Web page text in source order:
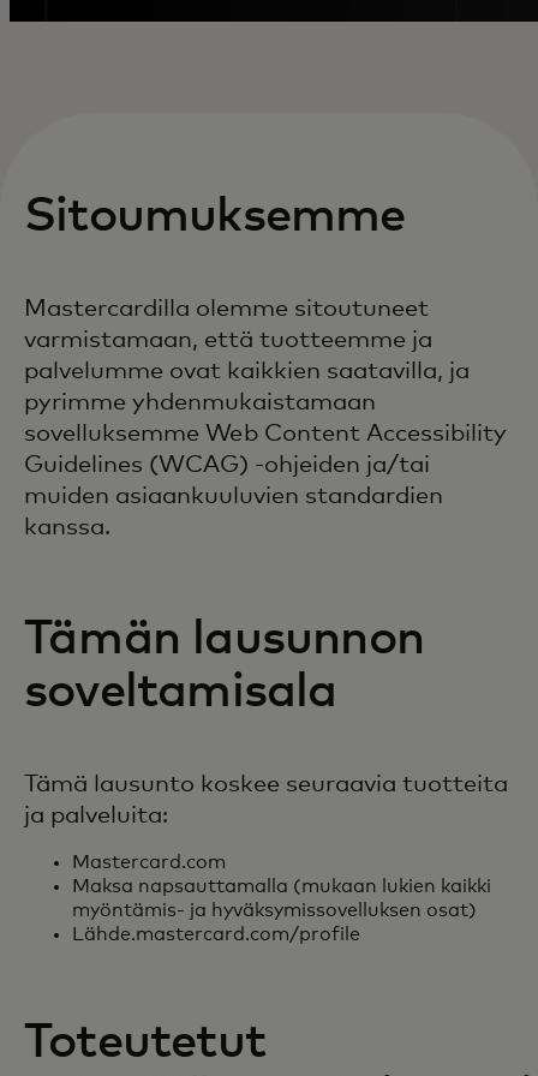
Sitoumuksemme
Mastercardilla olemme sitoutuneet
varmistamaan, että tuotteemme ja
palvelumme ovat kaikkien saatavilla, ja
pyrimme yhdenmukaistamaan
sovelluksemme Web Content Accessibility
Guidelines (WCAG) -ohjeiden ja/tai
muiden asiaankuuluvien standardien
kanssa.
Tämän lausunnon
soveltamisala
Tämä lausunto koskee seuraavia tuotteita
ja palveluita:
Mastercard.com
Maksa napsauttamalla (mukaan lukien kaikki
myöntämis- ja hyväksymissovelluksen osat)
Lähde.mastercard.com/profile
Toteutetut